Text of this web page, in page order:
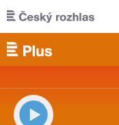
Přejít k hlavnímu obsahu